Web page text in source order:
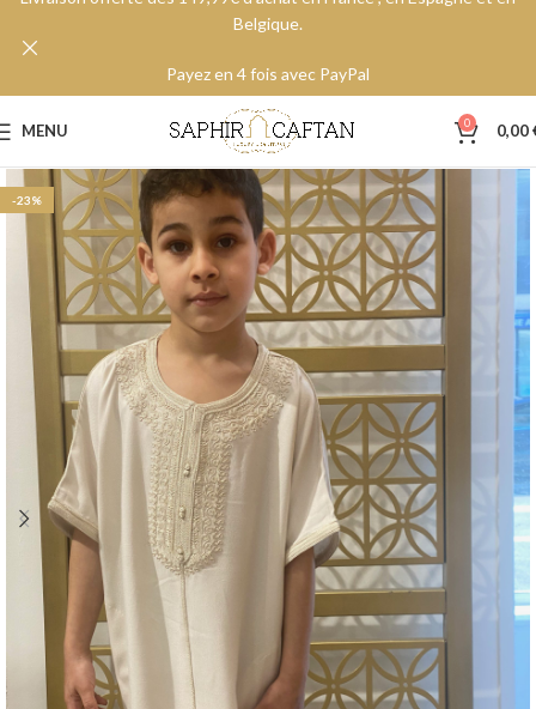
MENU 0 0,00
-23%
Belgique.
Payez en 4 fois avec PayPal